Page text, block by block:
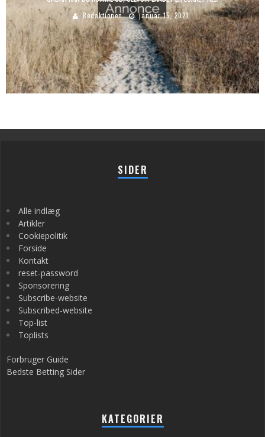
Redaktionen januar 15, 2021
SIDER
Alle indlæg
Artikler
Cookiepolitik
Forside
Kontakt
reset-password
Sponsorering
Subscribe-website
Subscribed-website
Top-list
Toplists
Forbruger Guide
Bedste Betting Sider
KATEGORIER